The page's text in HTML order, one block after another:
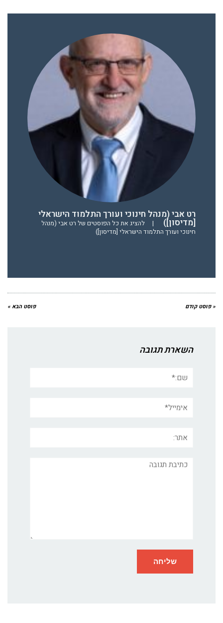
רט אבי (מנהל חינוכי ועורך התלמוד הישראלי
[מדיסון]) |
להציג את כל הפוסטים של רט אבי (מנהל
חינוכי ועורך התלמוד הישראלי [מדיסון])
« פוסט קודם פוסט הבא »
השארת תגובה
תגובה